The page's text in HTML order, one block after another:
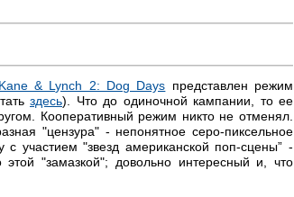
Kane & Lynch 2: Dog Days представлен режим
здесь). Что до одиночной кампании, то ее
Кооперативный режим никто не отменял.
"цензура" - непонятное серо-пиксельное
участием "звезд американской поп-сцены” -
"замазкой"; довольно интересный и, что